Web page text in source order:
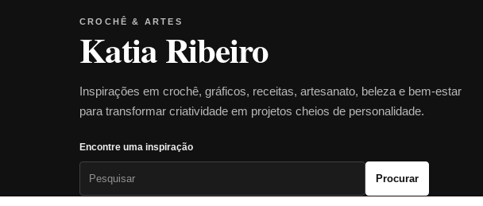
CROCHÊ & ARTES
Katia Ribeiro
Inspirações em crochê, gráficos, receitas, artesanato, beleza e bem-estar
para transformar criatividade em projetos cheios de personalidade.
Encontre uma inspiração
Procurar